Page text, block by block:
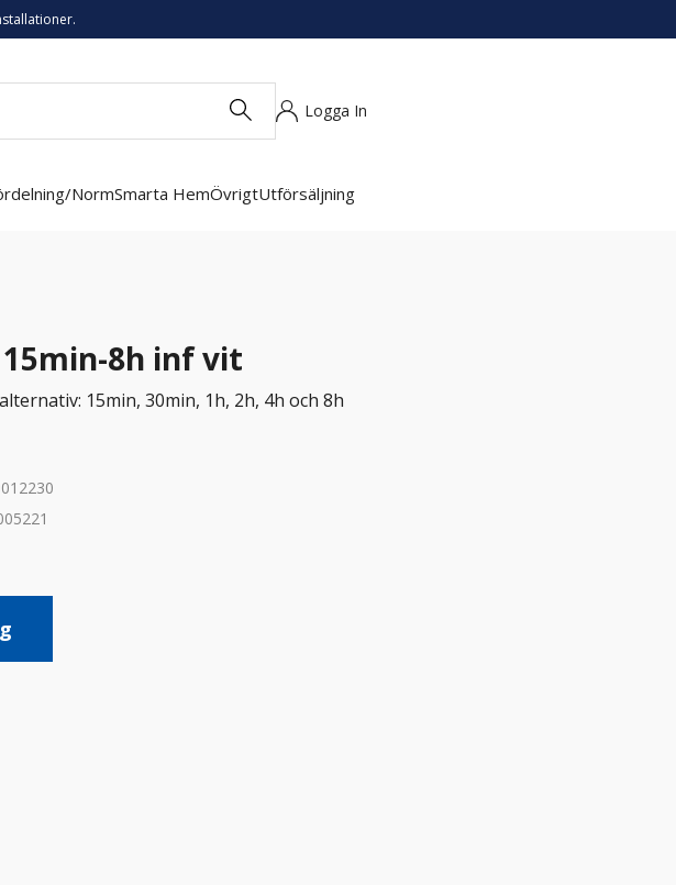
Logga In
NormSmarta HemÖvrigtUtförsäljning
8h inf vit
15min, 30min, 1h, 2h, 4h och 8h